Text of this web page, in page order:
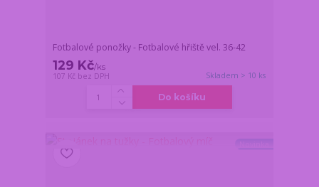
Fotbalové ponožky - Fotbalové hřiště vel. 36-42
129 Kč/ks
107 Kč bez DPH Skladem > 10 ks
Do košíku